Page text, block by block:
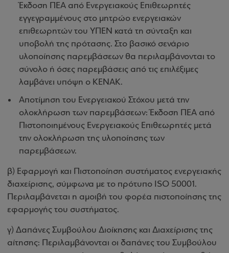
Έκδοση ΠΕΑ από Ενεργειακούς Επιθεωρητές
εγγεγραμμένους στο μητρώο ενεργειακών
επιθεωρητών του ΥΠΕΝ κατά τη σύνταξη και
υποβολή της πρότασης. Στο βασικό σενάριο
υλοποίησης παρεμβάσεων θα περιλαμβάνονται το
σύνολο ή όσες παρεμβάσεις από τις επιλέξιμες
λαμβάνει υπόψη ο ΚΕΝΑΚ.
Αποτίμηση του Ενεργειακού Στόχου μετά την
ολοκλήρωση των παρεμβάσεων: Έκδοση ΠΕΑ από
Πιστοποιημένους Ενεργειακούς Επιθεωρητές μετά
την ολοκλήρωση της υλοποίησης των
παρεμβάσεων.
β) Εφαρμογή και Πιστοποίηση συστήματος ενεργειακής
διαχείρισης, σύμφωνα με το πρότυπο ISO 50001.
Περιλαμβάνεται η αμοιβή του φορέα πιστοποίησης της
εφαρμογής του συστήματος.
γ) Δαπάνες Συμβούλου Διοίκησης και Διαχείρισης της
αίτησης: Περιλαμβάνονται οι δαπάνες του Συμβούλου